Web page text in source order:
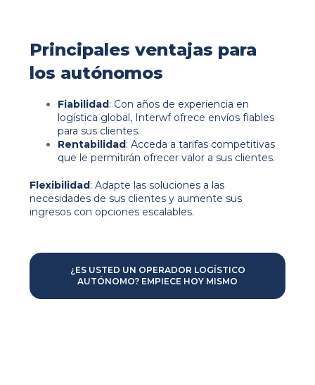
Principales ventajas para
los autónomos
Fiabilidad: Con años de experiencia en
logística global, Interwf ofrece envíos fiables
para sus clientes.
Rentabilidad: Acceda a tarifas competitivas
que le permitirán ofrecer valor a sus clientes.
Flexibilidad: Adapte las soluciones a las
necesidades de sus clientes y aumente sus
ingresos con opciones escalables.
¿ES USTED UN OPERADOR LOGÍSTICO
AUTÓNOMO? EMPIECE HOY MISMO